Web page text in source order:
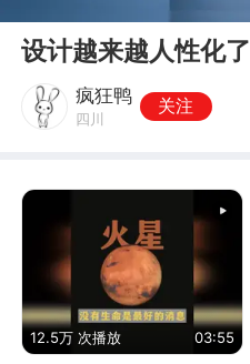
设计越来越人性化了
疯狂鸭
四川
关注
12.5万 次播放 03:55